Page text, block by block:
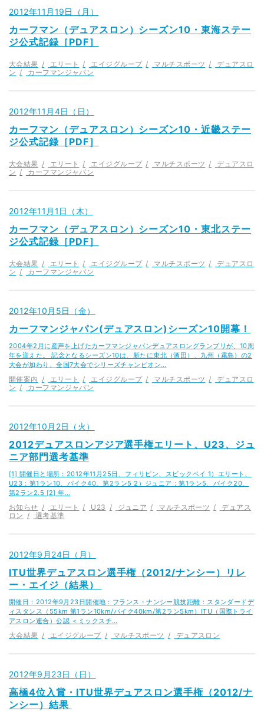
2012年11月19日（月）
カーフマン（デュアスロン）シーズン10・東海ステー
ジ公式記録［PDF］
大会結果 エリート エイジグループ マルチスポーツ
デュアスロ
ン
カーフマンジャパン
2012年11月4日（日）
カーフマン（デュアスロン）シーズン10・近畿ステー
ジ公式記録［PDF］
大会結果 エリート エイジグループ マルチスポーツ
デュアスロ
ン
カーフマンジャパン
2012年11月1日（木）
カーフマン（デュアスロン）シーズン10・東北ステー
ジ公式記録［PDF］
大会結果 エリート エイジグループ マルチスポーツ
デュアスロ
ン
カーフマンジャパン
2012年10月5日（金）
カーフマンジャパン(デュアスロン)シーズン10開幕！
2004年2月に産声を上げたカーフマンジャパンデュアスロングランプリが、10周
年を迎えた。 記念となるシーズン10は、新たに東北（酒田）、九州（霧島）の2
大会が加わり、全国7大会でシリーズチャンピオン…
開催案内 エリート エイジグループ マルチスポーツ
デュアスロ
ン
カーフマンジャパン
2012年10月2日（火）
2012デュアスロンアジア選手権エリート、U23、ジュ
ニア部門選考基準
[1] 開催日と場所：2012年11月25日、フィリピン、スビックベイ 1）エリート、
U23：第1ラン10、バイク40、第2ラン5 2）ジュニア：第1ラン5、バイク20、
第2ラン2.5 [2] 年…
お知らせ エリート U23 ジュニア マルチスポーツ
デュアス
ロン
選考基準
2012年9月24日（月）
ITU世界デュアスロン選手権（2012/ナンシー）リレ
ー・エイジ（結果）
開催日：2012年9月23日開催地：フランス・ナンシー競技距離：スタンダードデ
ィスタンス（55km 第1ラン10km/バイク40km/第2ラン5km）ITU（国際トライ
アスロン連合）公認 ＜ミックスチ…
大会結果 エイジグループ マルチスポーツ デュアスロン
2012年9月23日（日）
高橋4位入賞・ITU世界デュアスロン選手権（2012/ナ
ンシー）結果